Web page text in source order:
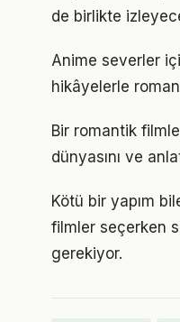
de birlikte
Anime severler
hikâyelerle
Bir romantik
dünyasını ve
Kötü bir yapım
filmler seçerken
gerekiyor.